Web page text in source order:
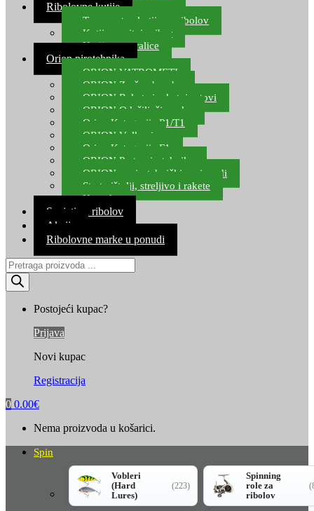
Ribolovne kutije
Transportne kutije za ribolov
Kutije za sitni pribor
Kutije za varalice
Orion pirotehnika
ORION VATROMETI
ORION Zračne bombe
ORION Rakete i raketni setovi
ORION Odašiljači zvuka
Orion Kategorija P1/T1
ORION Vulkani
Orion Kategorija F1
ORION Party pirotehnika
ORION nepirotehnički proizvodi
Start pištolji, streljivo i rakete
Kontakt
Savjeti za ribolov
Akcija
Ribolovne marke u ponudi
Products
search
Postojeći kupac?
Prijava
Novi kupac
Registracija
0 0.00€
Nema proizvoda u košarici.
Spin
Vobleri
(Hard
Lures)
(223)
Spinning
role za
ribolov